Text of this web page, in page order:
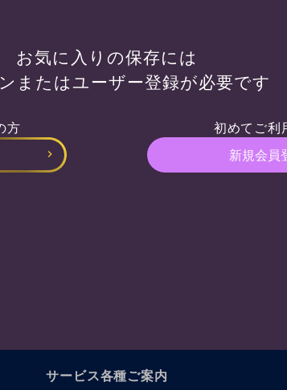
お気に入りの保存には
またはユーザー登録が必要です
方
初めてご利
新規会員
サービス各種ご案内